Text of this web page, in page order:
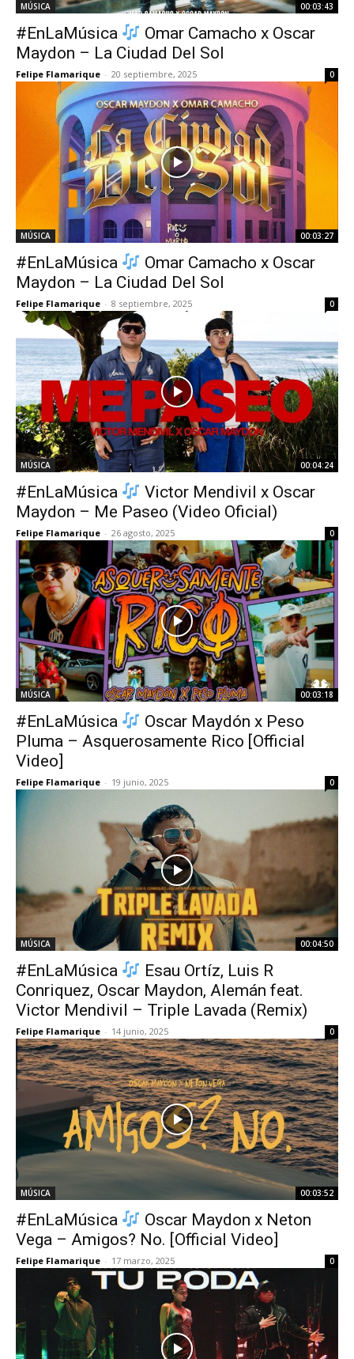
MÚSICA 00:03:43
#EnLaMúsica
Omar Camacho x Oscar
Maydon – La Ciudad Del Sol
Felipe Flamarique - 20 septiembre, 2025 0
MÚSICA 00:03:27
#EnLaMúsica
Omar Camacho x Oscar
Maydon – La Ciudad Del Sol
Felipe Flamarique - 8 septiembre, 2025 0
MÚSICA 00:04:24
#EnLaMúsica
Victor Mendivil x Oscar
Maydon – Me Paseo (Video Oficial)
Felipe Flamarique - 26 agosto, 2025 0
MÚSICA 00:03:18
#EnLaMúsica
Oscar Maydón x Peso
Pluma – Asquerosamente Rico [Official
Video]
Felipe Flamarique - 19 junio, 2025 0
MÚSICA 00:04:50
#EnLaMúsica
Esau Ortíz, Luis R
Conriquez, Oscar Maydon, Alemán feat.
Victor Mendivil – Triple Lavada (Remix)
Felipe Flamarique - 14 junio, 2025 0
MÚSICA 00:03:52
#EnLaMúsica
Oscar Maydon x Neton
Vega – Amigos? No. [Official Video]
Felipe Flamarique - 17 marzo, 2025 0